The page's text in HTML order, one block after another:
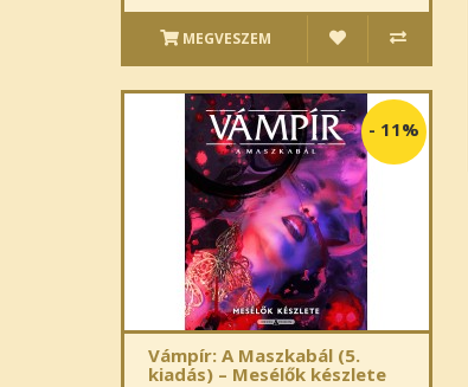
MEGVESZEM
- 11%
Vámpír: A Maszkabál (5.
kiadás) – Mesélők készlete